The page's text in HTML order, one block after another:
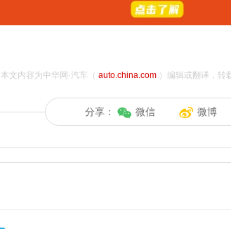
本文内容为中华网·汽车（ auto.china.com）编辑或翻译，转
分享： 微信 微博